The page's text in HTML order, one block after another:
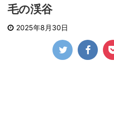
毛の渓谷
2025年8月30日